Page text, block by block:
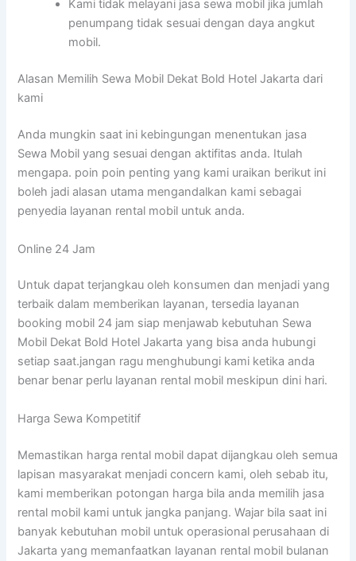
Kami tidak melayani jasa sewa mobil jika jumlah
penumpang tidak sesuai dengan daya angkut
mobil.
Alasan Memilih Sewa Mobil Dekat Bold Hotel Jakarta dari
kami
Anda mungkin saat ini kebingungan menentukan jasa
Sewa Mobil yang sesuai dengan aktifitas anda. Itulah
mengapa. poin poin penting yang kami uraikan berikut ini
boleh jadi alasan utama mengandalkan kami sebagai
penyedia layanan rental mobil untuk anda.
Online 24 Jam
Untuk dapat terjangkau oleh konsumen dan menjadi yang
terbaik dalam memberikan layanan, tersedia layanan
booking mobil 24 jam siap menjawab kebutuhan Sewa
Mobil Dekat Bold Hotel Jakarta yang bisa anda hubungi
setiap saat.jangan ragu menghubungi kami ketika anda
benar benar perlu layanan rental mobil meskipun dini hari.
Harga Sewa Kompetitif
Memastikan harga rental mobil dapat dijangkau oleh semua
lapisan masyarakat menjadi concern kami, oleh sebab itu,
kami memberikan potongan harga bila anda memilih jasa
rental mobil kami untuk jangka panjang. Wajar bila saat ini
banyak kebutuhan mobil untuk operasional perusahaan di
Jakarta yang memanfaatkan layanan rental mobil bulanan